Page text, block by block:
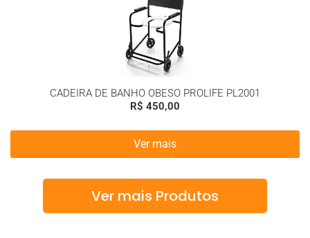
CADEIRA DE BANHO OBESO PROLIFE PL2001
R$ 450,00
Ver mais
Ver mais Produtos